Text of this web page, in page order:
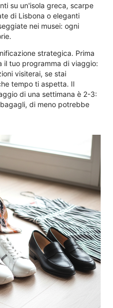
su un'isola greca, scarpe
di Lisbona o eleganti
nei musei: ogni
strategica. Prima
il tuo programma di viaggio:
visiterai, se stai
tempo ti aspetta. Il
di una settimana è 2-3:
di meno potrebbe